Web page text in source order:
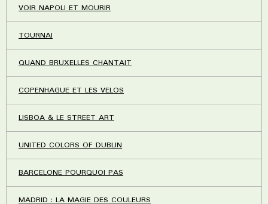
VOIR NAPOLI ET MOURIR
TOURNAI
QUAND BRUXELLES CHANTAIT
COPENHAGUE ET LES VELOS
LISBOA & LE STREET ART
UNITED COLORS OF DUBLIN
BARCELONE POURQUOI PAS
MADRID : LA MAGIE DES COULEURS